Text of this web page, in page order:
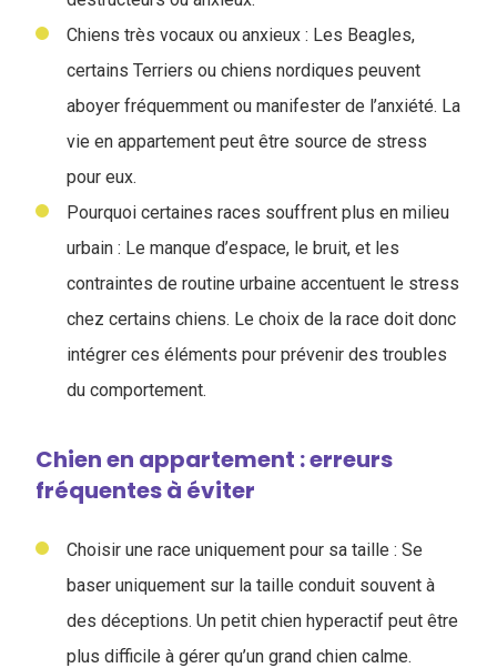
Chiens très vocaux ou anxieux : Les Beagles,
certains Terriers ou chiens nordiques peuvent
aboyer fréquemment ou manifester de l’anxiété. La
vie en appartement peut être source de stress
pour eux.
Pourquoi certaines races souffrent plus en milieu
urbain : Le manque d’espace, le bruit, et les
contraintes de routine urbaine accentuent le stress
chez certains chiens. Le choix de la race doit donc
intégrer ces éléments pour prévenir des troubles
du comportement.
Chien en appartement : erreurs
fréquentes à éviter
Choisir une race uniquement pour sa taille : Se
baser uniquement sur la taille conduit souvent à
des déceptions. Un petit chien hyperactif peut être
plus difficile à gérer qu’un grand chien calme.